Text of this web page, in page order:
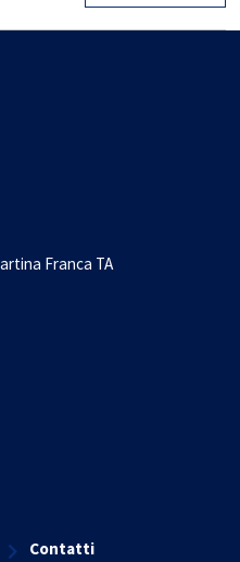
Franca TA
Contatti